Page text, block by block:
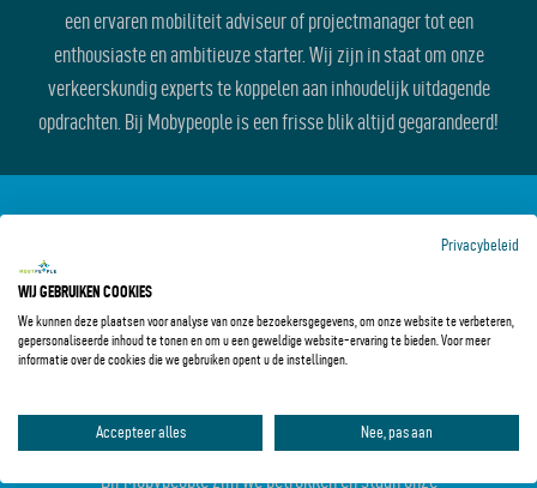
een ervaren mobiliteit adviseur of projectmanager tot een
enthousiaste en ambitieuze starter. Wij zijn in staat om onze
verkeerskundig experts te koppelen aan inhoudelijk uitdagende
opdrachten. Bij Mobypeople is een frisse blik altijd gegarandeerd!
SNELLE SERVICE
Bij Mobypeople zijn we betrokken en staan onze
Privacybeleid
WIJ GEBRUIKEN COOKIES
We kunnen deze plaatsen voor analyse van onze bezoekersgegevens, om onze website te verbeteren,
gepersonaliseerde inhoud te tonen en om u een geweldige website-ervaring te bieden. Voor meer
informatie over de cookies die we gebruiken opent u de instellingen.
Accepteer alles Nee, pas aan